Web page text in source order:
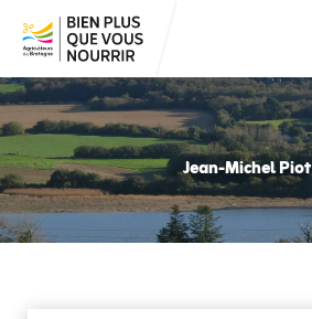
Jean-Michel Piot